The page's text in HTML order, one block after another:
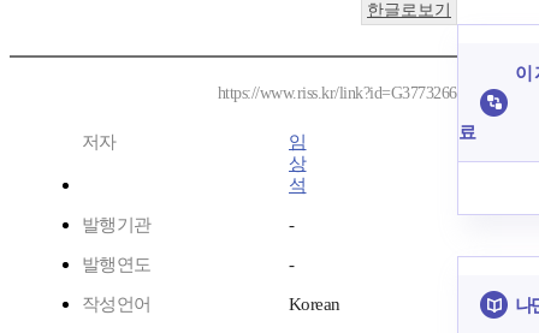
한글로보기
https://www.riss.kr/link?id=G3773266
저자
임
상
석
발행기관 -
발행연도 -
작성언어 Korean
이
료
나